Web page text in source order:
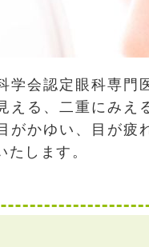
学会認定眼科専門
える、二重にみえ
がかゆい、目が疲
たします。